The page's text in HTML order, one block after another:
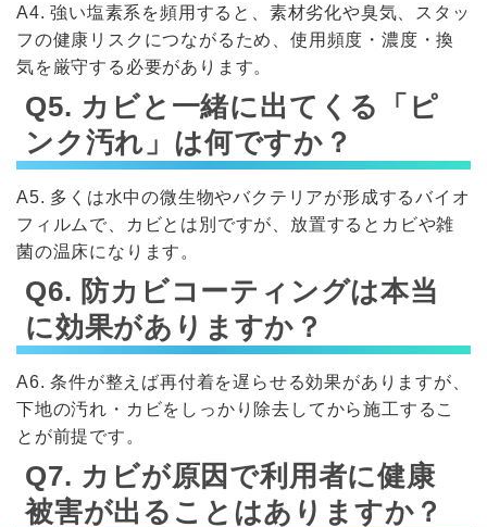
A4. 強い塩素系を頻用すると、素材劣化や臭気、スタッ
フの健康リスクにつながるため、使用頻度・濃度・換
気を厳守する必要があります。
Q5. カビと一緒に出てくる「ピ
ンク汚れ」は何ですか？
A5. 多くは水中の微生物やバクテリアが形成するバイオ
フィルムで、カビとは別ですが、放置するとカビや雑
菌の温床になります。
Q6. 防カビコーティングは本当
に効果がありますか？
A6. 条件が整えば再付着を遅らせる効果がありますが、
下地の汚れ・カビをしっかり除去してから施工するこ
とが前提です。
Q7. カビが原因で利用者に健康
被害が出ることはありますか？